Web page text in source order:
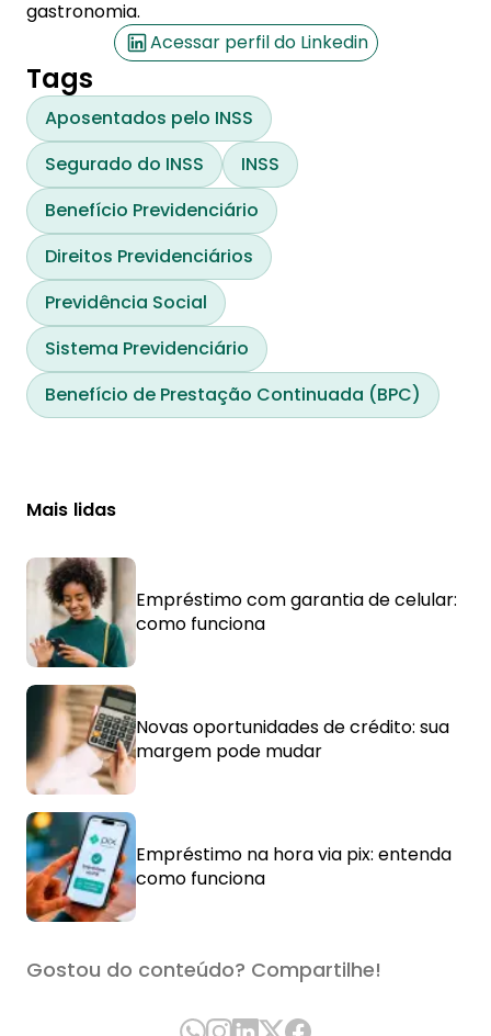
gastronomia.
Acessar perfil do Linkedin
Tags
Aposentados pelo INSS
Segurado do INSS
INSS
Benefício Previdenciário
Direitos Previdenciários
Previdência Social
Sistema Previdenciário
Benefício de Prestação Continuada (BPC)
Mais lidas
Empréstimo com garantia de celular:
como funciona
Novas oportunidades de crédito: sua
margem pode mudar
Empréstimo na hora via pix: entenda
como funciona
Gostou do conteúdo? Compartilhe!